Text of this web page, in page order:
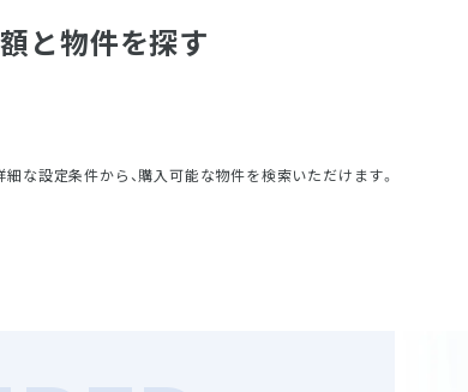
と物件を探す
な設定条件から、購入可能な物件を検索いただけます。